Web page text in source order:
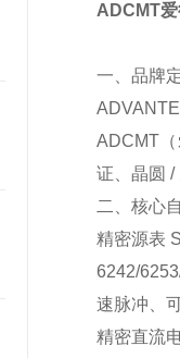
ADCMT
一、品牌
ADCMT
证、晶圆
二、核心
精密源表
6242/
速脉冲、
精密直流